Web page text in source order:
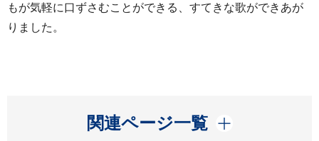
もが気軽に口ずさむことができる、すてきな歌ができあが
りました。
関連ページ一覧
開く